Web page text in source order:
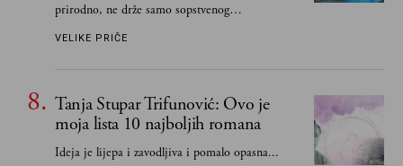
prirodno, ne drže samo sopstvenog
senzibiliteta... Pokušao sam (biće, samo
VELIKE PRIČE
Tanja Stupar Trifunović: Ovo je
moja lista 10 najboljih romana
Ideja je lijepa i zavodljiva i pomalo opasna...